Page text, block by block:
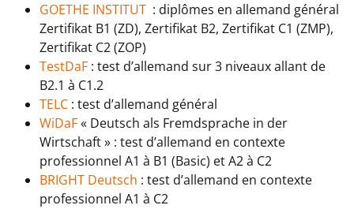
GOETHE INSTITUT : diplômes en allemand général
Zertifikat B1 (ZD), Zertifikat B2, Zertifikat C1 (ZMP),
Zertifikat C2 (ZOP)
TestDaF : test d’allemand sur 3 niveaux allant de
B2.1 à C1.2
TELC : test d’allemand général
WiDaF« Deutsch als Fremdsprache in der
Wirtschaft » : test d’allemand en contexte
professionnel A1 à B1 (Basic) et A2 à C2
BRIGHT Deutsch : test d’allemand en contexte
professionnel A1 à C2